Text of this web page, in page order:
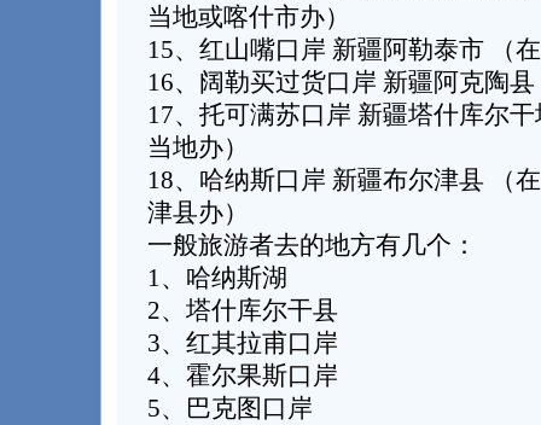
当地或喀什市办）
15、红山嘴口岸 新疆阿勒泰市 （
16、阔勒买过货口岸 新疆阿克陶
17、托可满苏口岸 新疆塔什库尔
当地办）
18、哈纳斯口岸 新疆布尔津县 （
津县办）
一般旅游者去的地方有几个：
1、哈纳斯湖
2、塔什库尔干县
3、红其拉甫口岸
4、霍尔果斯口岸
5、巴克图口岸